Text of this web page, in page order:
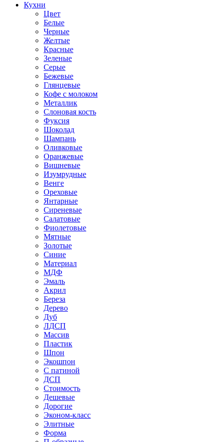
Кухни
Цвет
Белые
Черные
Желтые
Красные
Зеленые
Серые
Бежевые
Глянцевые
Кофе с молоком
Металлик
Слоновая кость
Фуксия
Шоколад
Шампань
Оливковые
Оранжевые
Вишневые
Изумрудные
Венге
Ореховые
Янтарные
Сиреневые
Салатовые
Фиолетовые
Мятные
Золотые
Синие
Материал
МДФ
Эмаль
Акрил
Береза
Дерево
Дуб
ЛДСП
Массив
Пластик
Шпон
Экошпон
С патиной
ДСП
Стоимость
Дешевые
Дорогие
Эконом-класс
Элитные
Форма